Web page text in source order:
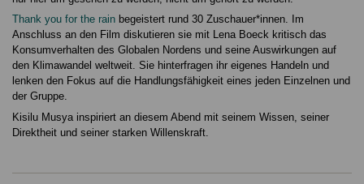
Thank you for the rain begeistert rund 30 Zuschauer*innen. Im
Anschluss an den Film diskutieren sie mit Lena Boeck kritisch das
Konsumverhalten des Globalen Nordens und seine Auswirkungen auf
den Klimawandel weltweit. Sie hinterfragen ihr eigenes Handeln und
lenken den Fokus auf die Handlungsfähigkeit eines jeden Einzelnen und
der Gruppe.
Kisilu Musya inspiriert an diesem Abend mit seinem Wissen, seiner
Direktheit und seiner starken Willenskraft.